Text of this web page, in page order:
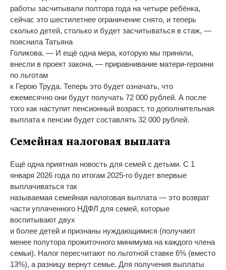
работы засчитывали полтора года на четыре ребёнка,
сейчас это шестилетнее ограничение снято, и теперь
сколько детей, столько и будет засчитываться в стаж, —
пояснила Татьяна
Голикова. — И ещё одна мера, которую мы приняли,
внесли в проект закона, — приравнивание матери-героини
по льготам
к Герою Труда. Теперь это будет означать, что
ежемесячно они будут получать 72 000 рублей. А после
того как наступит пенсионный возраст, то дополнительная
выплата к пенсии будет составлять 32 000 рублей.
Семейная налоговая выплата
Ещё одна приятная новость для семей с детьми. С 1
января 2026 года по итогам 2025-го будет впервые
выплачиваться так
называемая семейная налоговая выплата — это возврат
части уплаченного НДФЛ для семей, которые
воспитывают двух
и более детей и признаны нуждающимися (получают
менее полутора прожиточного минимума на каждого члена
семьи). Налог пересчитают по льготной ставке 6% (вместо
13%), а разницу вернут семье. Для получения выплаты